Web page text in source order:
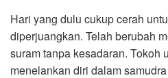
Hari yang dulu cukup cerah
diperjuangkan. Telah berubah
suram tanpa kesadaran. Tokoh
menelankan diri dalam